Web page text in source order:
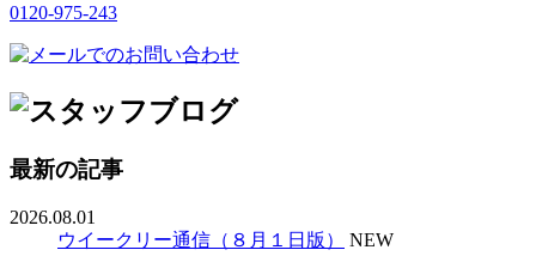
0120-975-243
最新の記事
2026.08.01
ウイークリー通信（８月１日版）
NEW